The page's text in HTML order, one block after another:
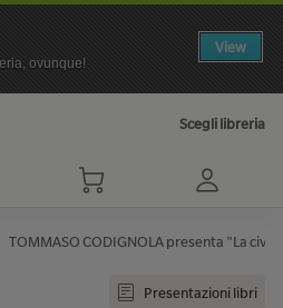
ovunque!
View
Scegli libreria
TOMMASO CODIGNOLA presenta "La
Presentazioni libri